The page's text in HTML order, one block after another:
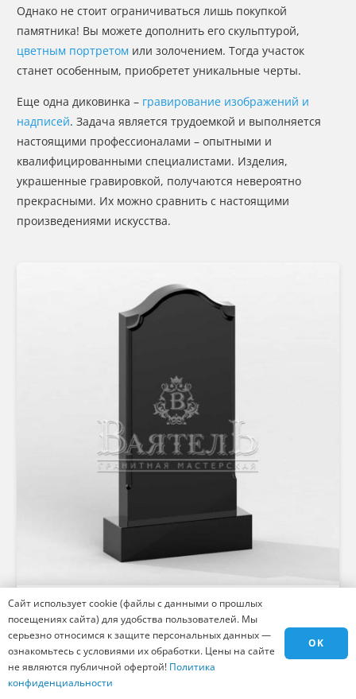
Однако не стоит ограничиваться лишь покупкой
памятника! Вы можете дополнить его скульптурой,
цветным портретом или золочением. Тогда участок
станет особенным, приобретет уникальные черты.
Еще одна диковинка – гравирование изображений и
надписей. Задача является трудоемкой и выполняется
настоящими профессионалами – опытными и
квалифицированными специалистами. Изделия,
украшенные гравировкой, получаются невероятно
прекрасными. Их можно сравнить с настоящими
произведениями искусства.
Вертикальные памятники
Сайт использует cookie (файлы с данными о прошлых
посещениях сайта) для удобства пользователей. Мы
серьезно относимся к защите персональных данных —
ознакомьтесь с условиями их обработки. Цены на сайте
не являются публичной офертой! Политика
конфиденциальности
OK